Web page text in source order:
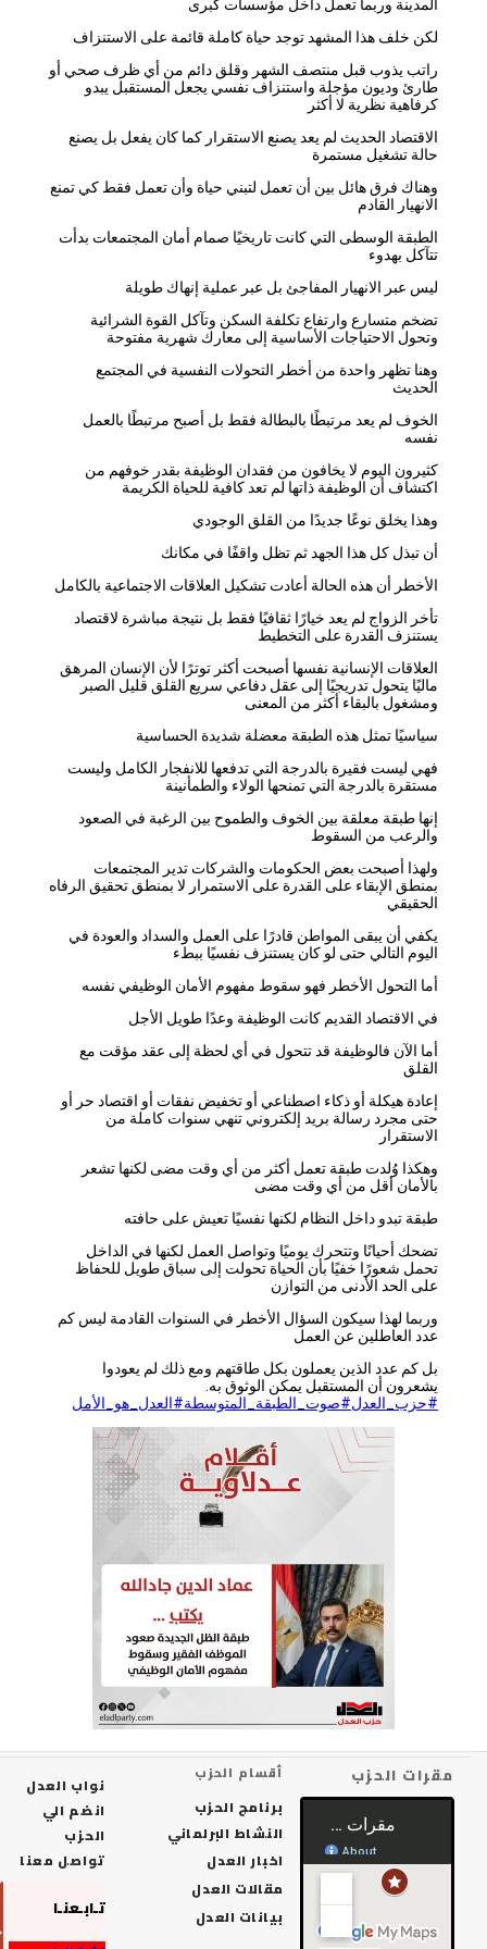
المدينة وربما تعمل داخل مؤسسات كبرى
لكن خلف هذا المشهد توجد حياة كاملة قائمة على الاستنزاف
راتب يذوب قبل منتصف الشهر وقلق دائم من أي ظرف صحي أو
طارئ وديون مؤجلة واستنزاف نفسي يجعل المستقبل يبدو
كرفاهية نظرية لا أكثر
الاقتصاد الحديث لم يعد يصنع الاستقرار كما كان يفعل بل يصنع
حالة تشغيل مستمرة
وهناك فرق هائل بين أن تعمل لتبني حياة وأن تعمل فقط كي تمنع
الانهيار القادم
الطبقة الوسطى التي كانت تاريخيًا صمام أمان المجتمعات بدأت
تتآكل بهدوء
ليس عبر الانهيار المفاجئ بل عبر عملية إنهاك طويلة
تضخم متسارع وارتفاع تكلفة السكن وتآكل القوة الشرائية
وتحول الاحتياجات الأساسية إلى معارك شهرية مفتوحة
وهنا تظهر واحدة من أخطر التحولات النفسية في المجتمع
الحديث
الخوف لم يعد مرتبطًا بالبطالة فقط بل أصبح مرتبطًا بالعمل
كثيرون اليوم لا يخافون من فقدان الوظيفة بقدر خوفهم من
اكتشاف أن الوظيفة ذاتها لم تعد كافية للحياة الكريمة
وهذا يخلق نوعًا جديدًا من القلق الوجودي
أن تبذل كل هذا الجهد ثم تظل واقفًا في مكانك
الأخطر أن هذه الحالة أعادت تشكيل العلاقات الاجتماعية بالكامل
تأخر الزواج لم يعد خيارًا ثقافيًا فقط بل نتيجة مباشرة لاقتصاد
يستنزف القدرة على التخطيط
العلاقات الإنسانية نفسها أصبحت أكثر توترًا لأن الإنسان المرهق
ماليًا يتحول تدريجيًا إلى عقل دفاعي سريع القلق قليل الصبر
ومشغول بالبقاء أكثر من المعنى
سياسيًا تمثل هذه الطبقة معضلة شديدة الحساسية
فهي ليست فقيرة بالدرجة التي تدفعها للانفجار الكامل وليست
مستقرة بالدرجة التي تمنحها الولاء والطمأنينة
إنها طبقة معلقة بين الخوف والطموح بين الرغبة في الصعود
والرعب من السقوط
ولهذا أصبحت بعض الحكومات والشركات تدير المجتمعات
بمنطق الإبقاء على القدرة على الاستمرار لا بمنطق تحقيق الرفاه
الحقيقي
يكفي أن يبقى المواطن قادرًا على العمل والسداد والعودة في
اليوم التالي حتى لو كان يستنزف نفسيًا ببطء
أما التحول الأخطر فهو سقوط مفهوم الأمان الوظيفي نفسه
في الاقتصاد القديم كانت الوظيفة وعدًا طويل الأجل
أما الآن فالوظيفة قد تتحول في أي لحظة إلى عقد مؤقت مع
إعادة هيكلة أو ذكاء اصطناعي أو تخفيض نفقات أو اقتصاد حر أو
حتى مجرد رسالة بريد إلكتروني تنهي سنوات كاملة من
الاستقرار
وهكذا وُلدت طبقة تعمل أكثر من أي وقت مضى لكنها تشعر
بالأمان أقل من أي وقت مضى
طبقة تبدو داخل النظام لكنها نفسيًا تعيش على حافته
تضحك أحيانًا وتتحرك يوميًا وتواصل العمل لكنها في الداخل
تحمل شعورًا خفيًا بأن الحياة تحولت إلى سباق طويل للحفاظ
على الحد الأدنى من التوازن
وربما لهذا سيكون السؤال الأخطر في السنوات القادمة ليس كم
عدد العاطلين عن العمل
بل كم عدد الذين يعملون بكل طاقتهم ومع ذلك لم يعودوا
يشعرون أن المستقبل يمكن الوثوق به.
#حزب_العدل #صوت_الطبقة_المتوسطة#العدل_هو_الأمل
الحزب أقسام الحزب
برنامج الحزب
النشاط البرلماني
اخبار العدل
مقالات العدل
بيانات العدل
نواب العدل
انضم الي
تواصل معنا
تـابـعنـا